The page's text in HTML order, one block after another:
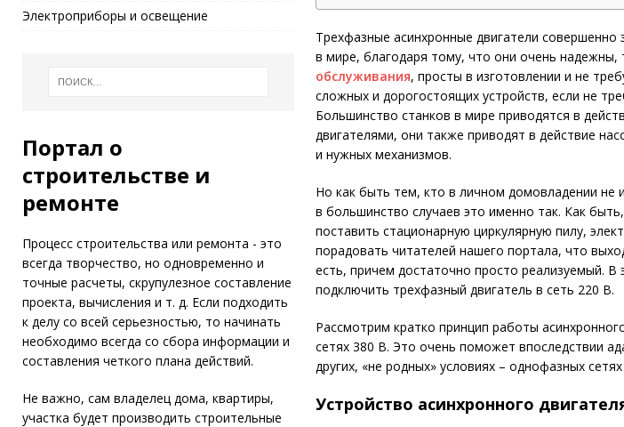
Трехфазные асинхронные двигатели
в мире, благодаря тому, что они очень
обслуживания, просты в изготовлении и не
сложных и дорогостоящих устройств, если не
Большинство станков в мире приводятся в
двигателями, они также приводят в действие
и нужных механизмов.
Но как быть тем, кто в личном домовладении не
в большинство случаев это именно так. Как
поставить стационарную циркулярную пилу,
порадовать читателей нашего портала, что
есть, причем достаточно просто реализуемый. В
подключить трехфазный двигатель в сеть 220 В.
Рассмотрим кратко принцип работы
сетях 380 В. Это очень поможет впоследствии
других, «не родных» условиях – однофазных
Устройство асинхронного
Электроприборы и освещение
Портал о
строительстве и
ремонте
Процесс строительства или ремонта - это
всегда творчество, но одновременно и
точные расчеты, скрупулезное составление
проекта, вычисления и т. д. Если подходить
к делу со всей серьезностью, то начинать
необходимо всегда со сбора информации и
составления четкого плана действий.
Не важно, сам владелец дома, квартиры,
участка будет производить строительные